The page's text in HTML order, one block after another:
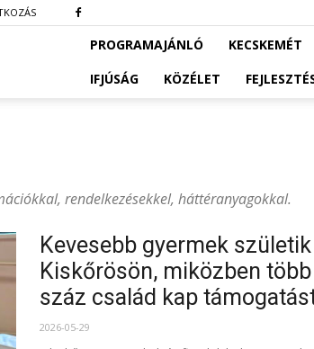
PROGRAMAJÁNLÓ KECSKEMÉT
IFJÚSÁG
KÖZÉLET
rendelkezésekkel, háttéranyagokkal.
Kevesebb gyermek születik
Kiskőrösön, miközben több
száz család kap
2026-05-29